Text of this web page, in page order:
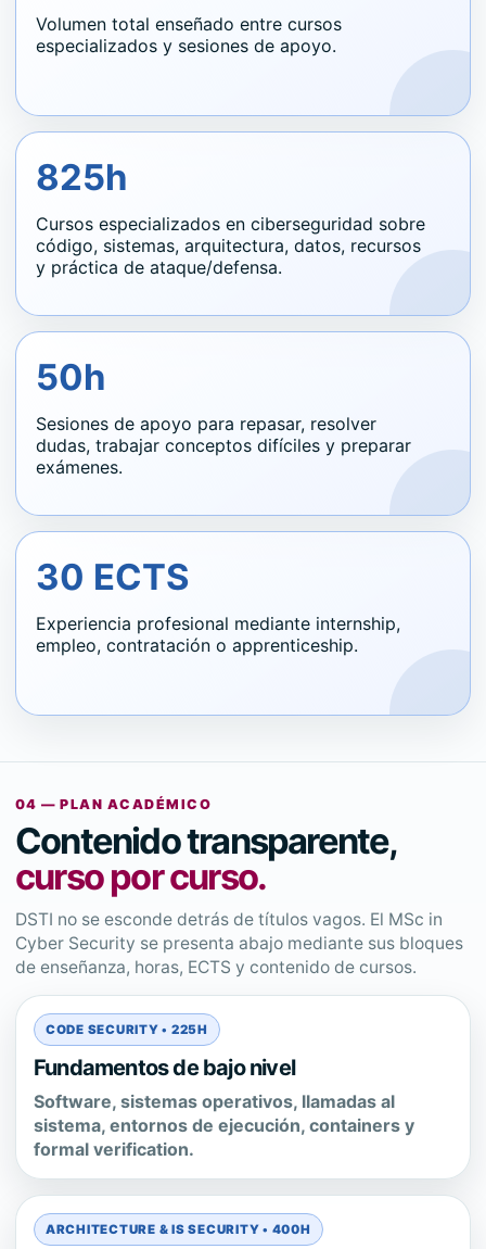
Volumen total enseñado entre cursos
especializados y sesiones de apoyo.
825h
Cursos especializados en ciberseguridad sobre
código, sistemas, arquitectura, datos, recursos
y práctica de ataque/defensa.
50h
Sesiones de apoyo para repasar, resolver
dudas, trabajar conceptos difíciles y preparar
exámenes.
30 ECTS
Experiencia profesional mediante internship,
empleo, contratación o apprenticeship.
04 — PLAN ACADÉMICO
Contenido transparente,
curso por curso.
DSTI no se esconde detrás de títulos vagos. El MSc in
Cyber Security se presenta abajo mediante sus bloques
de enseñanza, horas, ECTS y contenido de cursos.
CODE SECURITY • 225H
Fundamentos de bajo nivel
Software, sistemas operativos, llamadas al
sistema, entornos de ejecución, containers y
formal verification.
ARCHITECTURE & IS SECURITY • 400H